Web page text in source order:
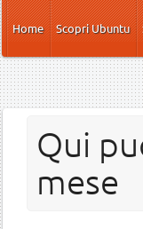
Salta al contenuto
Home
Scopri Ubuntu
Qui
mese